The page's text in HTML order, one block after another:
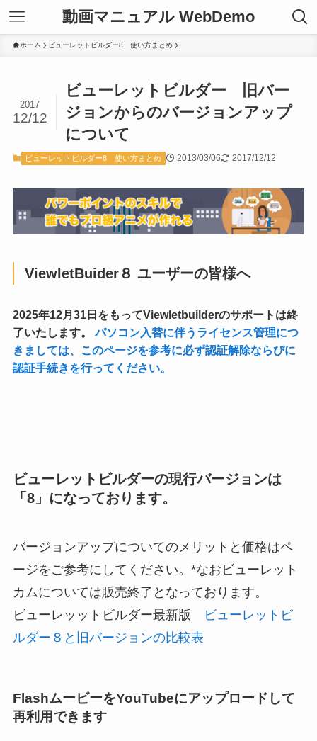
動画マニュアル WebDemo
ホーム ビューレットビルダー8 使い方まとめ
ビューレットビルダー 旧バー
ジョンからのバージョンアップ
について
2017
12/12
ビューレットビルダー8 使い方まとめ 2013/03/06 2017/12/12
ViewletBuider８ ユーザーの皆様へ
2025年12月31日をもってViewletbuilderのサポートは終
了いたします。
パソコン入替に伴うライセンス管理につ
きましては、このページを参考に必ず認証解除ならびに
認証手続きを行ってください。
ビューレットビルダーの現行バージョンは
「8」になっております。
バージョンアップについてのメリットと価格はペ
ージをご参考にしてください。*なおビューレット
カムについては販売終了となっております。
ビューレッットビルダー最新版
ビューレットビ
ルダー８と旧バージョンの比較表
FlashムービーをYouTubeにアップロードして
再利用できます